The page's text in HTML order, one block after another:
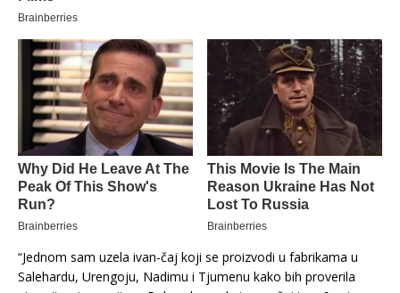
“Jednom sam uzela ivan-čaj koji se proizvodi u fabrikama u
Salehardu, Urengoju, Nadimu i Tjumenu kako bih proverila